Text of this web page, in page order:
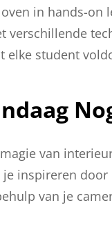
in hands-
verschillende
elke student
van
je inspireren
van je